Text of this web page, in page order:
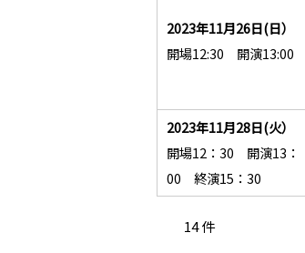
2023年11月26日(日）
開場12:30 開演13:00
2023年11月28日(火）
開場12：30 開演13：
00 終演15：30
14 件